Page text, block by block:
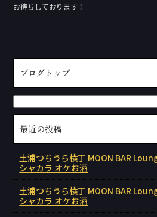
お待ちしております！
ブログトップ
最近の投稿
土浦つちうら横丁 MOON BAR
シャカラ オケお酒
土浦つちうら横丁 MOON BAR
シャカラ オケお酒